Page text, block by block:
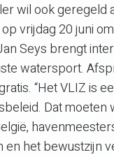
wil ook
vrijdag 20 juni
Seys brengt
watersport.
“Het VLIZ is
Dat
en het bewustzijn